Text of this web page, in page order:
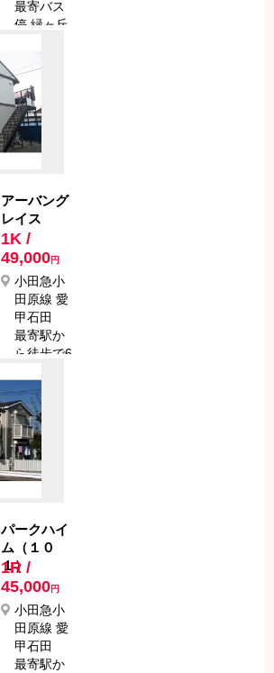
最寄バス
停 緑ヶ丘
らバスで
9分
最寄バス
停から徒
歩で 5分
アーバング
レイス
1K /
49,000円
小田急小
田原線 愛
甲石田
最寄駅か
ら徒歩で6
パークハイ
ム（１０
１）
1R /
45,000円
小田急小
田原線 愛
甲石田
最寄駅か